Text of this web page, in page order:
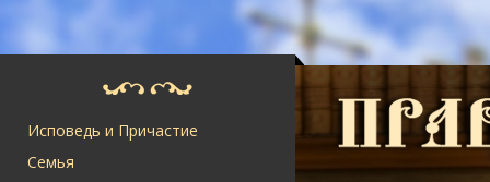
Исповедь и Причастие
Семья